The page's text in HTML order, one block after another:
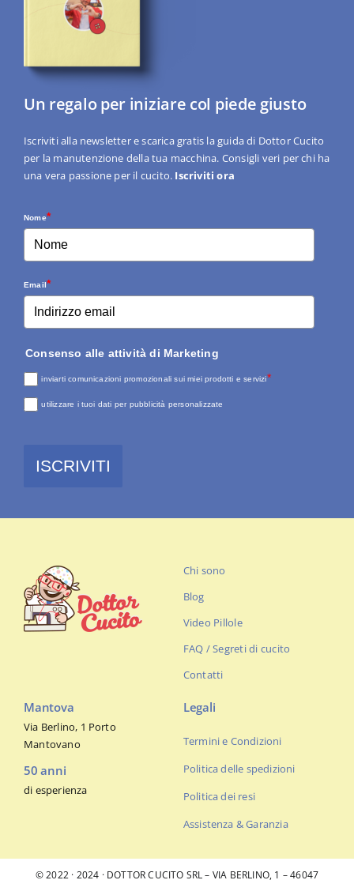
Un regalo per iniziare col piede giusto
Iscriviti alla newsletter e scarica gratis la guida di Dottor Cucito
per la manutenzione della tua macchina. Consigli veri per chi ha
una vera passione per il cucito. Iscriviti ora
Nome*
Email*
Consenso alle attività di Marketing
inviarti comunicazioni promozionali sui miei prodotti e servizi*
utilizzare i tuoi dati per pubblicità personalizzate
ISCRIVITI
Chi sono
Blog
Video Pillole
FAQ / Segreti di cucito
Contatti
Mantova
Via Berlino, 1 Porto
Mantovano
50 anni
di esperienza
Legali
Termini e Condizioni
Politica delle spedizioni
Politica dei resi
Assistenza & Garanzia
© 2022 · 2024 · DOTTOR CUCITO SRL – VIA BERLINO, 1 – 46047